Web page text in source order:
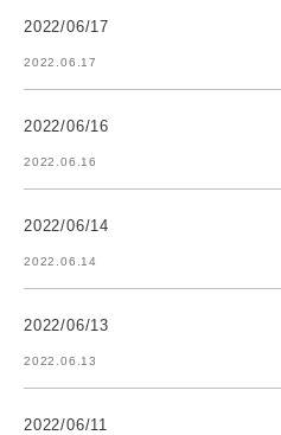
2022/06/17
2022.06.17
2022/06/16
2022.06.16
2022/06/14
2022.06.14
2022/06/13
2022.06.13
2022/06/11